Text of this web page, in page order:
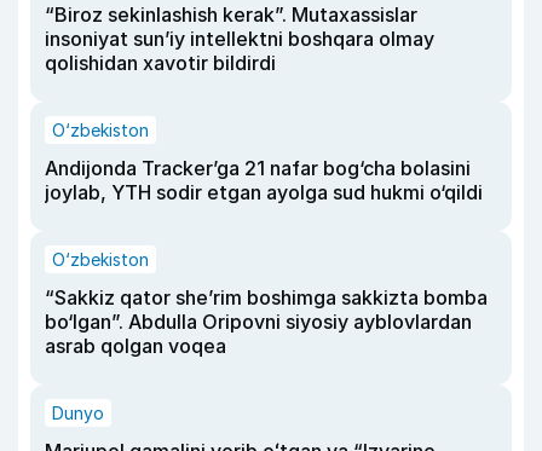
“Biroz sekinlashish kerak”. Mutaxassislar
insoniyat sun’iy intellektni boshqara olmay
qolishidan xavotir bildirdi
O‘zbekiston
Andijonda Tracker’ga 21 nafar bog‘cha bolasini
joylab, YTH sodir etgan ayolga sud hukmi o‘qildi
O‘zbekiston
“Sakkiz qator she’rim boshimga sakkizta bomba
bo‘lgan”. Abdulla Oripovni siyosiy ayblovlardan
asrab qolgan voqea
Dunyo